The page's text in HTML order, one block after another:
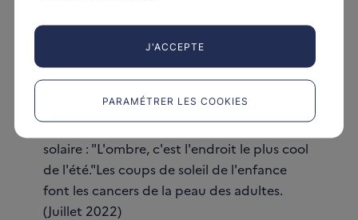
Affiche 40*60 cm - Prévention solaire
Affichette d'information sur la prévention
solaire : "L'ombre, c'est l'endroit le plus cool
de l'été."Les coups de soleil de l'enfance
font les cancers de la peau des adultes.
(Juillet 2022)
J'ACCEPTE
PARAMÉTRER LES COOKIES